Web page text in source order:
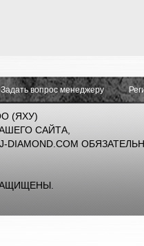
Задать вопрос менеджеру
(ЯХУ)
САЙТА,